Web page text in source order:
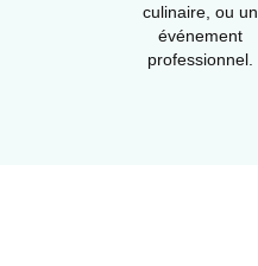
culinaire, ou un
événement
professionnel.